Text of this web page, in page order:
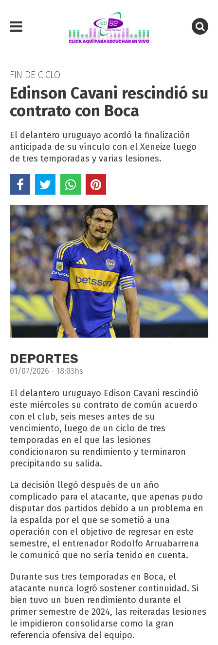
FIN DE CICLO
Edinson Cavani rescindió su
contrato con Boca
El delantero uruguayo acordó la finalización
anticipada de su vínculo con el Xeneize luego
de tres temporadas y varias lesiones.
DEPORTES
01/07/2026 - 18:03hs
El delantero uruguayo Edison Cavani rescindió
este miércoles su contrato de común acuerdo
con el club, seis meses antes de su
vencimiento, luego de un ciclo de tres
temporadas en el que las lesiones
condicionaron su rendimiento y terminaron
precipitando su salida.
La decisión llegó después de un año
complicado para el atacante, que apenas pudo
disputar dos partidos debido a un problema en
la espalda por el que se sometió a una
operación con el objetivo de regresar en este
semestre, el entrenador Rodolfo Arruabarrena
le comunicó que no sería tenido en cuenta.
Durante sus tres temporadas en Boca, el
atacante nunca logró sostener continuidad. Si
bien tuvo un buen rendimiento durante el
primer semestre de 2024, las reiteradas lesiones
le impidieron consolidarse como la gran
referencia ofensiva del equipo.